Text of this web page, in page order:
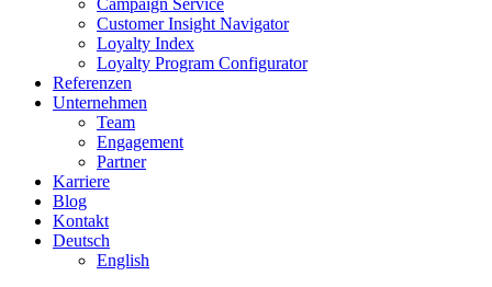
Campaign Service
Customer Insight Navigator
Loyalty Index
Loyalty Program Configurator
Referenzen
Unternehmen
Team
Engagement
Partner
Karriere
Blog
Kontakt
Deutsch
English